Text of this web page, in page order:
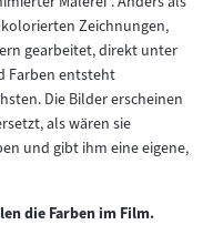
Zeichnungen,
gearbeitet, direkt unter
Farben entsteht
Die Bilder erscheinen
als wären sie
und gibt ihm eine eigene,
die Farben im Film.